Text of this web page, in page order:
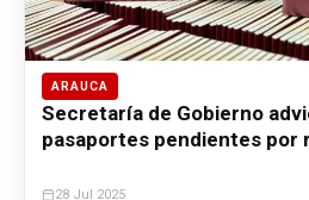
ARAUCA
Secretaría de Gobierno
pasaportes pendientes por
28 Jul 2025